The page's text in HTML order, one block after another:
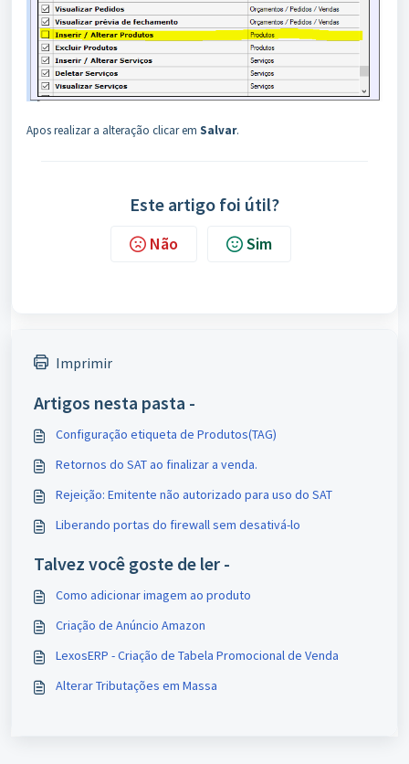
Apos realizar a alteração clicar em Salvar.
Este artigo foi útil?
Não Sim
Imprimir
Artigos nesta pasta -
Configuração etiqueta de Produtos(TAG)
Retornos do SAT ao finalizar a venda.
Rejeição: Emitente não autorizado para uso do SAT
Liberando portas do firewall sem desativá-lo
Talvez você goste de ler -
Como adicionar imagem ao produto
Criação de Anúncio Amazon
LexosERP - Criação de Tabela Promocional de Venda
Alterar Tributações em Massa